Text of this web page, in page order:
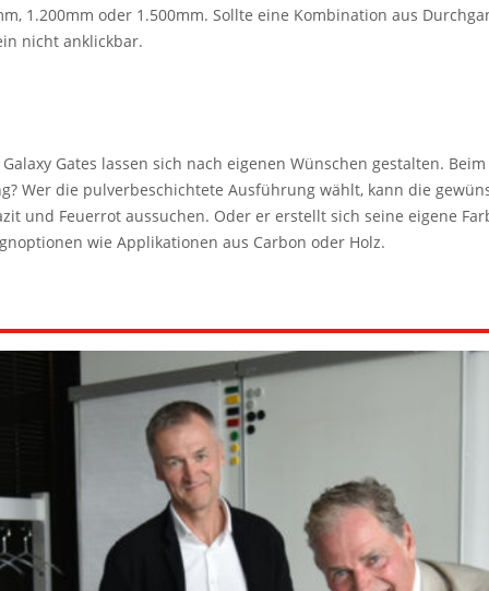
1.200mm oder 1.500mm. Sollte eine Kombination aus
nicht anklickbar.
Gates lassen sich nach eigenen Wünschen gestalten.
Wer die pulverbeschichtete Ausführung wählt, kann die
und Feuerrot aussuchen. Oder er erstellt sich seine eigene
wie Applikationen aus Carbon oder Holz.